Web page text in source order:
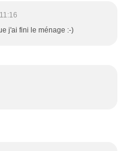
j'ai fini le ménage :-)